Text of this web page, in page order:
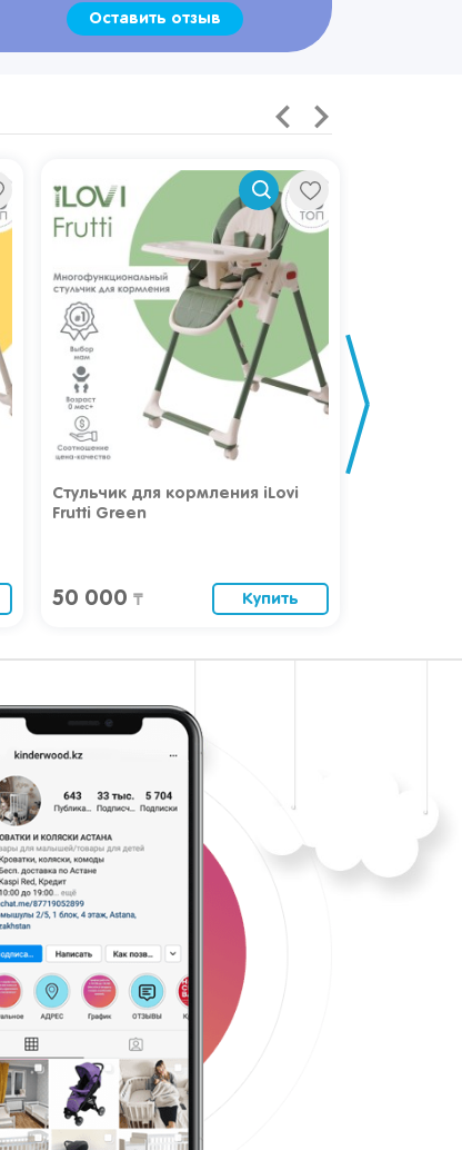
Оставить отзыв
Стульчик для кормления iLovi
Frutti Green
50 000 ₸ Купить